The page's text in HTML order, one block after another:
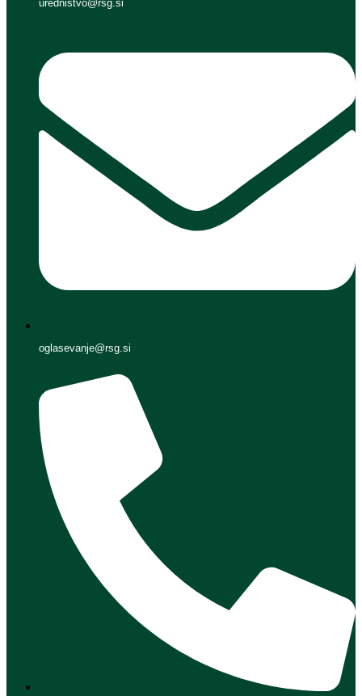
urednistvo@rsg.si
oglasevanje@rsg.si